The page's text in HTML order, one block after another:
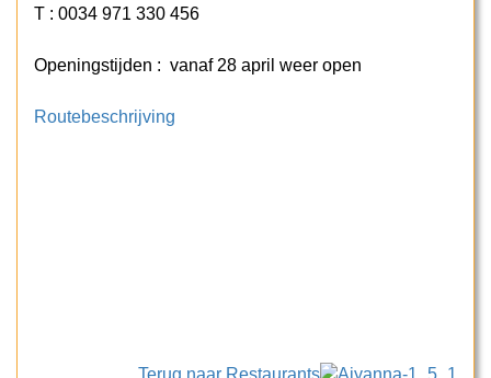
T : 0034 971 330 456
Openingstijden : vanaf 28 april weer open
Routebeschrijving
Terug naar Restaurants